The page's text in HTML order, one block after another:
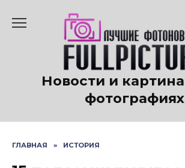
содержанию
Новости и
фотографиях
ГЛАВНАЯ » ИСТОРИЯ